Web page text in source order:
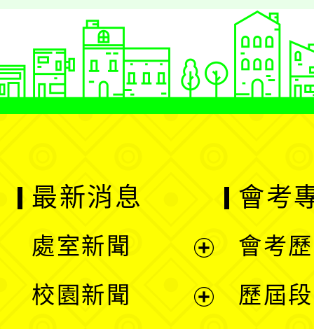
最新消息
處室新聞
校園新聞
會考
會考
歷屆